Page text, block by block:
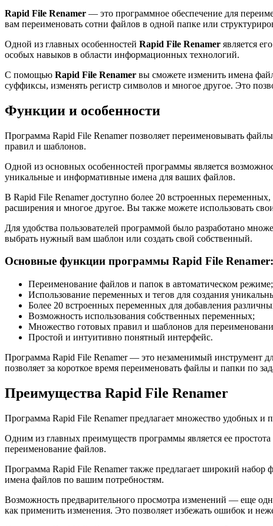
Rapid File Renamer — это программное обеспечение для
вам переименовать сотни файлов в одной папке или
Одной из главных особенностей Rapid File Renamer является
особых навыков в области информационных технологий.
С помощью Rapid File Renamer вы сможете изменить имена
суффиксы, изменять регистр символов и многое другое. Это
Функции и особенности
Программа Rapid File Renamer позволяет переименовывать
правил и шаблонов.
Одной из основных особенностей программы является
уникальные и информативные имена для ваших файлов.
В Rapid File Renamer доступно более 20 встроенных
расширения и многое другое. Вы также можете использовать
Для удобства пользователей программой было разработано
выбрать нужный вам шаблон или создать свой собственный.
Основные функции программы Rapid File Renamer:
Переименование файлов и папок в автоматическом режиме;
Использование переменных и тегов для создания
Более 20 встроенных переменных для добавления
Возможность использования собственных переменных;
Множество готовых правил и шаблонов для
Простой и интуитивно понятный интерфейс.
Программа Rapid File Renamer — это незаменимый инструмент
позволяет за короткое время переименовать файлы и папки по
Преимущества Rapid File Renamer
Программа Rapid File Renamer предлагает множество удобных
Одним из главных преимуществ программы является ее
переименование файлов.
Программа Rapid File Renamer также предлагает широкий
имена файлов по вашим потребностям.
Возможность предварительного просмотра изменений — еще
как применить изменения. Это позволяет избежать ошибок и